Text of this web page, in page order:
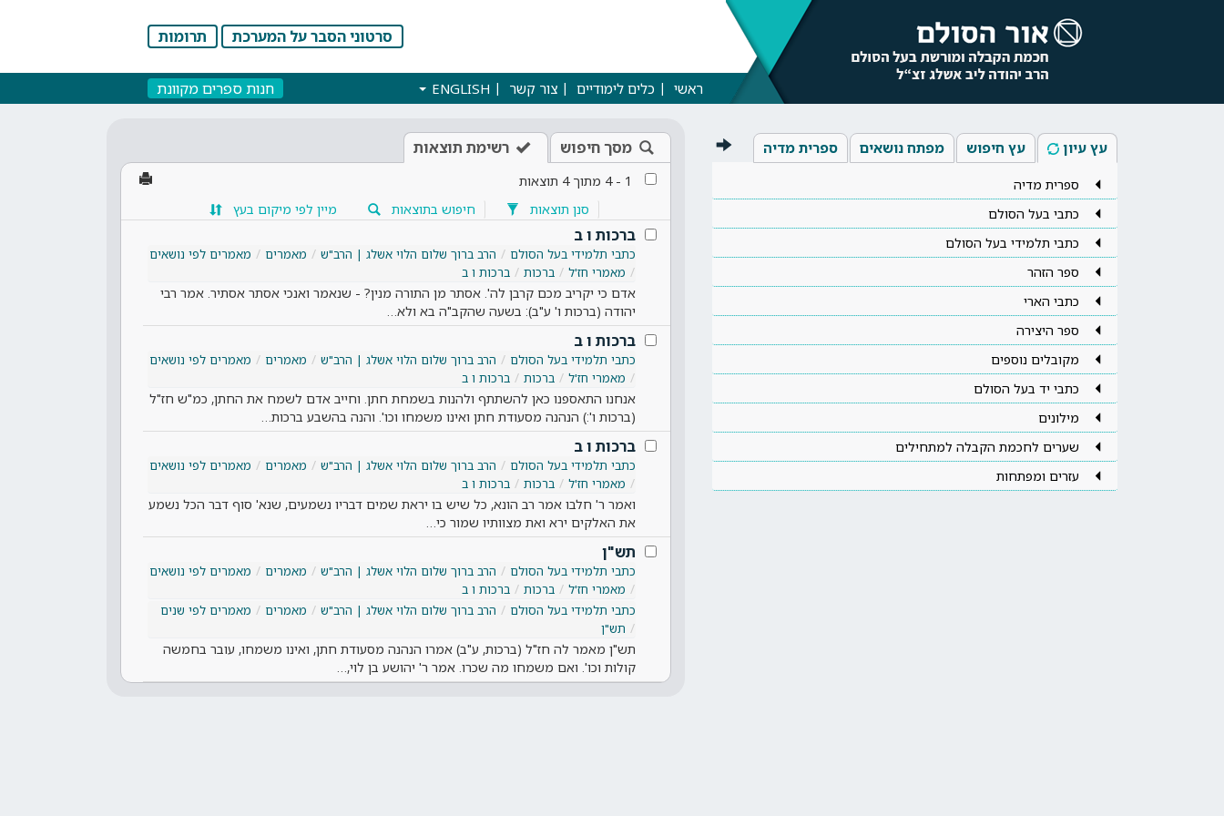
סרטוני הסבר על המערכת תרומות
ראשי כלים לימודיים צור קשר ENGLISH חנות ספרים מקוונת
עץ עיון עץ חיפוש מפתח נושאים ספרית מדיה
ספרית מדיה
כתבי בעל הסולם
כתבי תלמידי בעל הסולם
ספר הזהר
כתבי הארי
ספר היצירה
מקובלים נוספים
כתבי יד בעל הסולם
מילונים
שערים לחכמת הקבלה למתחילים
עזרים ומפתחות
מסך חיפוש רשימת תוצאות
1
-
4 מתוך4 תוצאות
סנן תוצאות
חיפוש בתוצאות מיין לפי מיקום בעץ
ברכות ו ב
כתבי תלמידי בעל הסולם הרב ברוך שלום הלוי אשלג | הרב"ש מאמרים
מאמרים לפי נושאים
מאמרי חז'ל
ברכות ברכות ו ב
אדם כי יקריב מכם קרבן לה'. אסתר מן התורה מנין? - שנאמר ואנכי אסתר אסתיר. אמר רבי
יהודה (ברכות ו' ע"ב): בשעה שהקב"ה בא ולא…
ברכות ו ב
כתבי תלמידי בעל הסולם הרב ברוך שלום הלוי אשלג | הרב"ש מאמרים
מאמרים לפי נושאים
מאמרי חז'ל
ברכות ברכות ו ב
אנחנו התאספנו כאן להשתתף ולהנות בשמחת חתן. וחייב אדם לשמח את החתן, כמ"ש חז"ל
(ברכות ו':) הנהנה מסעודת חתן ואינו משמחו וכו'. והנה בהשבע ברכות…
ברכות ו ב
כתבי תלמידי בעל הסולם הרב ברוך שלום הלוי אשלג | הרב"ש מאמרים
מאמרים לפי נושאים
מאמרי חז'ל
ברכות ברכות ו ב
ואמר ר' חלבו אמר רב הונא, כל שיש בו יראת שמים דבריו נשמעים, שנא' סוף דבר הכל נשמע
את האלקים ירא ואת מצוותיו שמור כי…
תש"ן
כתבי תלמידי בעל הסולם הרב ברוך שלום הלוי אשלג | הרב"ש מאמרים
מאמרים לפי נושאים
מאמרי חז'ל
ברכות
ברכות ו ב
כתבי תלמידי בעל הסולם
הרב ברוך שלום הלוי אשלג | הרב"ש מאמרים
מאמרים לפי שנים
תש"ן
תש"ן מאמר לה חז"ל (ברכות, ע"ב) אמרו הנהנה מסעודת חתן, ואינו משמחו, עובר בחמשה
קולות וכו'. ואם משמחו מה שכרו. אמר ר' יהושע בן לוי,…